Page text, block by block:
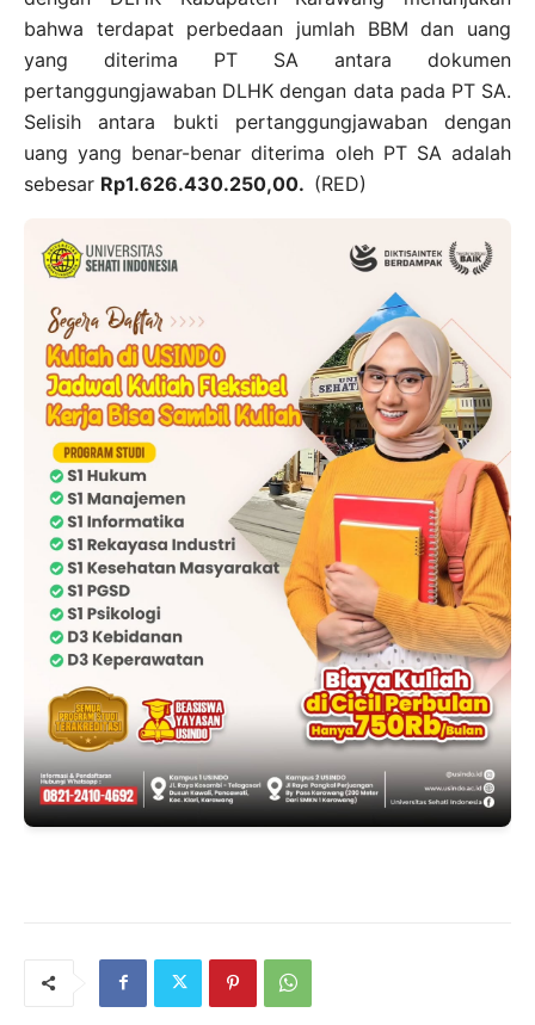
bahwa terdapat perbedaan jumlah BBM dan uang
yang diterima PT SA antara dokumen
pertanggungjawaban DLHK dengan data pada PT SA.
Selisih antara bukti pertanggungjawaban dengan
uang yang benar-benar diterima oleh PT SA adalah
sebesar Rp1.626.430.250,00. (RED)